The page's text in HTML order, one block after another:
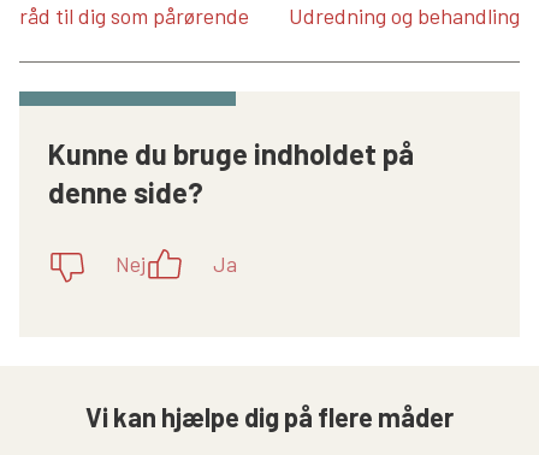
råd til dig som pårørende
Udredning og behandling
Kunne du bruge indholdet på
denne side?
Nej Ja
Vi kan hjælpe dig på flere måder